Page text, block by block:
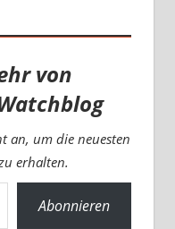
von
an, um die neuesten
erhalten.
Abonnieren